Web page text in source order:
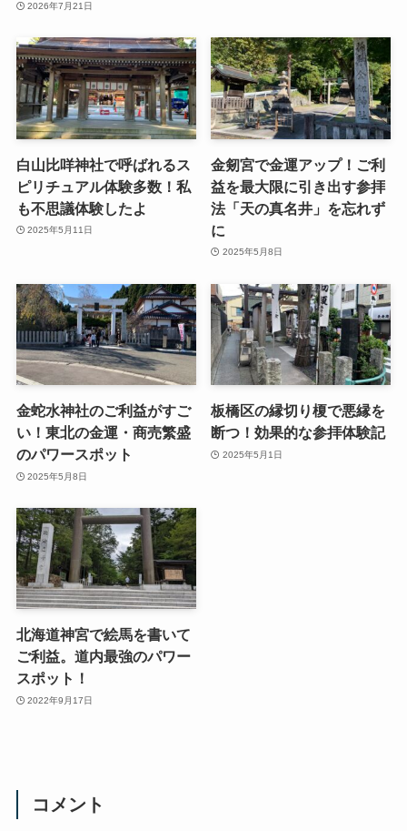
2026年7月21日
白山比咩神社で呼ばれるス
ピリチュアル体験多数！私
も不思議体験したよ
2025年5月11日
金剱宮で金運アップ！ご利
益を最大限に引き出す参拝
法「天の真名井」を忘れず
に
2025年5月8日
金蛇水神社のご利益がすご
い！東北の金運・商売繁盛
のパワースポット
2025年5月8日
板橋区の縁切り榎で悪縁を
断つ！効果的な参拝体験記
2025年5月1日
北海道神宮で絵馬を書いて
ご利益。道内最強のパワー
スポット！
2022年9月17日
コメント